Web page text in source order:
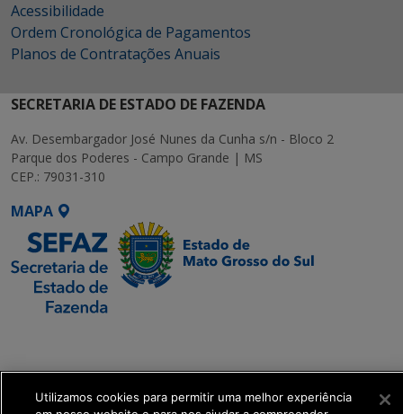
Acessibilidade
Ordem Cronológica de Pagamentos
Planos de Contratações Anuais
SECRETARIA DE ESTADO DE FAZENDA
Av. Desembargador José Nunes da Cunha s/n - Bloco 2
Parque dos Poderes - Campo Grande | MS
CEP.: 79031-310
MAPA
Transformação Digital
Utilizamos cookies para permitir uma melhor experiência